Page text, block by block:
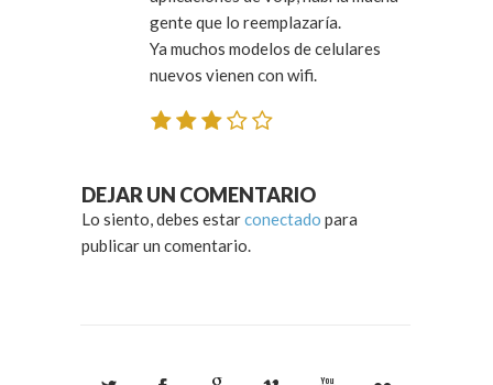
gente que lo reemplazaría.
Ya muchos modelos de celulares
nuevos vienen con wifi.
DEJAR UN COMENTARIO
Lo siento, debes estarconectado para
publicar un comentario.